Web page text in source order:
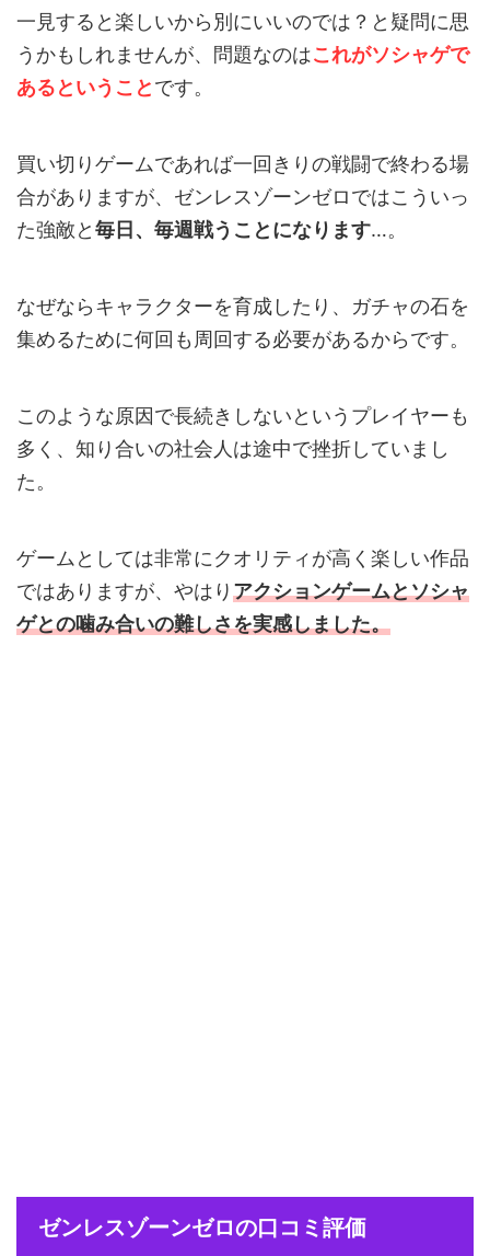
一見すると楽しいから別にいいのでは？と疑問に思
うかもしれませんが、問題なのはこれがソシャゲで
あるということです。
買い切りゲームであれば一回きりの戦闘で終わる場
合がありますが、ゼンレスゾーンゼロではこういっ
た強敵と毎日、毎週戦うことになります…。
なぜならキャラクターを育成したり、ガチャの石を
集めるために何回も周回する必要があるからです。
このような原因で長続きしないというプレイヤーも
多く、知り合いの社会人は途中で挫折していまし
た。
ゲームとしては非常にクオリティが高く楽しい作品
ではありますが、やはりアクションゲームとソシャ
ゲとの噛み合いの難しさを実感しました。
ゼンレスゾーンゼロの口コミ評価